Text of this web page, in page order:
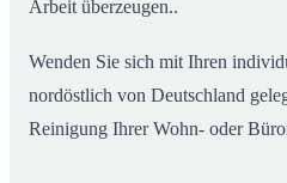
Arbeit überzeugen..
Wenden Sie sich mit Ihren
nordöstlich von Deutschland
Reinigung Ihrer Wohn- oder